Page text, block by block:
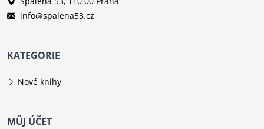
info@spalena53.cz
KATEGORIE
Nové knihy
MŮJ ÚČET